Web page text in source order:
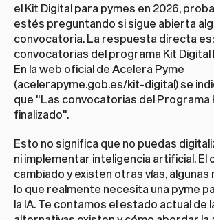
el Kit Digital para pymes en 2026,
estés preguntando si sigue abierta
convocatoria. La respuesta directa
convocatorias del programa Kit Digital
En la web oficial de Acelera Pyme
(acelerapyme.gob.es/kit-digital) se
que "Las convocatorias del Programa
finalizado".
Esto no significa que no puedas
ni implementar inteligencia artificial. El
cambiado y existen otras vías, algunas
lo que realmente necesita una pyme
la IA. Te contamos el estado actual de